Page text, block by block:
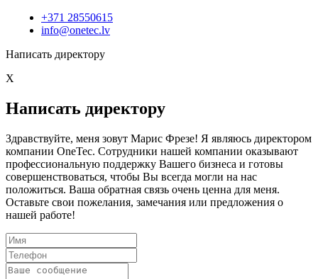
+371 28550615
info@onetec.lv
Написать директору
X
Написать директору
Здравствуйте, меня зовут Марис Фрезе! Я являюсь директором
компании OneTec. Сотрудники нашей компании оказывают
профессиональную поддержку Вашего бизнеса и готовы
совершенствоваться, чтобы Вы всегда могли на нас
положиться. Ваша обратная связь очень ценна для меня.
Оставьте свои пожелания, замечания или предложения о
нашей работе!